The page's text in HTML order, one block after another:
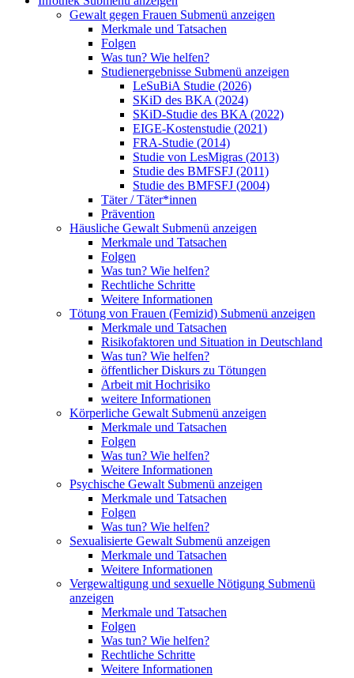
Gewalt gegen Frauen Submenü anzeigen
Merkmale und Tatsachen
Folgen
Was tun? Wie helfen?
Studienergebnisse Submenü anzeigen
LeSuBiA Studie (2026)
SKiD des BKA (2024)
SKiD-Studie des BKA (2022)
EIGE-Kostenstudie (2021)
FRA-Studie (2014)
Studie von LesMigras (2013)
Studie des BMFSFJ (2011)
Studie des BMFSFJ (2004)
Täter / Täter*innen
Prävention
Häusliche Gewalt Submenü anzeigen
Merkmale und Tatsachen
Folgen
Was tun? Wie helfen?
Rechtliche Schritte
Weitere Informationen
Tötung von Frauen (Femizid) Submenü anzeigen
Merkmale und Tatsachen
Risikofaktoren und Situation in Deutschland
Was tun? Wie helfen?
öffentlicher Diskurs zu Tötungen
Arbeit mit Hochrisiko
weitere Informationen
Körperliche Gewalt Submenü anzeigen
Merkmale und Tatsachen
Folgen
Was tun? Wie helfen?
Weitere Informationen
Psychische Gewalt Submenü anzeigen
Merkmale und Tatsachen
Folgen
Was tun? Wie helfen?
Sexualisierte Gewalt Submenü anzeigen
Merkmale und Tatsachen
Weitere Informationen
Vergewaltigung und sexuelle Nötigung Submenü
anzeigen
Merkmale und Tatsachen
Folgen
Was tun? Wie helfen?
Rechtliche Schritte
Weitere Informationen